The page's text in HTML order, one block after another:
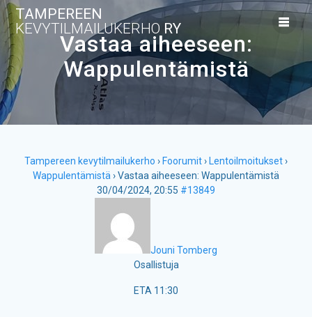
Skip
to
content
TAMPEREEN
KEVYTILMAILUKERHO RY
Vastaa aiheeseen:
Wappulentämistä
Tampereen kevytilmailukerho › Foorumit› Lentoilmoitukset›
Wappulentämistä ›Vastaa aiheeseen: Wappulentämistä
30/04/2024, 20:55 #13849
Jouni Tomberg
Osallistuja
ETA 11:30